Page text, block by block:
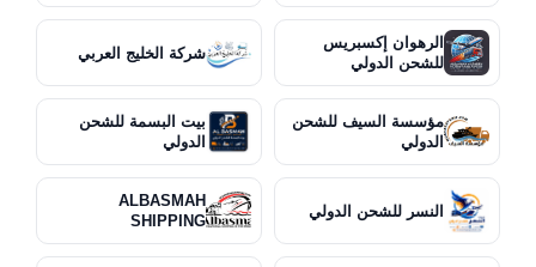
الرهوان إكسبريس
للشحن الدولي
شركة الخليج العربي
مؤسسة السيف للشحن
الدولي
بيت البسمة للشحن
الدولي
النسر للشحن الدولي
ALBASMAH
SHIPPING